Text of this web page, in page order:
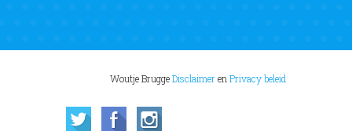
Woutje BruggeDisclaimeren Privacy beleid